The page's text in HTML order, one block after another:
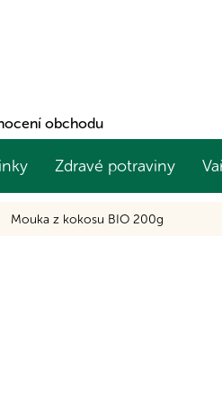
obchodu
Zdravé potraviny
Mouka z kokosu BIO 200g